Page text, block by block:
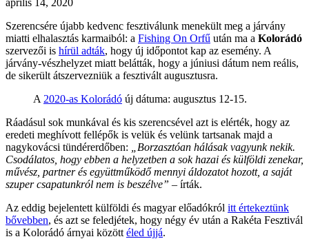
április 14, 2020
Szerencsére újabb kedvenc fesztiválunk menekült meg a járvány
miatti elhalasztás karmaiból: a Fishing On Orfű után ma a Kolorádó
szervezői is hírül adták, hogy új időpontot kap az esemény. A
járvány-vészhelyzet miatt belátták, hogy a júniusi dátum nem reális,
de sikerült átszervezniük a fesztivált augusztusra.
A 2020-as Kolorádó új dátuma: augusztus 12-15.
Ráadásul sok munkával és kis szerencsével azt is elérték, hogy az
eredeti meghívott fellépők is velük és velünk tartsanak majd a
nagykovácsi tündérerdőben:
„Borzasztóan hálásak vagyunk nekik.
Csodálatos, hogy ebben a helyzetben a sok hazai és külföldi zenekar,
művész, partner és együttműködő mennyi áldozatot hozott, a saját
szuper csapatunkról nem is beszélve” – írták.
Az eddig bejelentett külföldi és magyar előadókról itt értekeztünk
bővebben, és azt se feledjétek, hogy négy év után a Rakéta Fesztivál
is a Kolorádó árnyai között éled újjá.